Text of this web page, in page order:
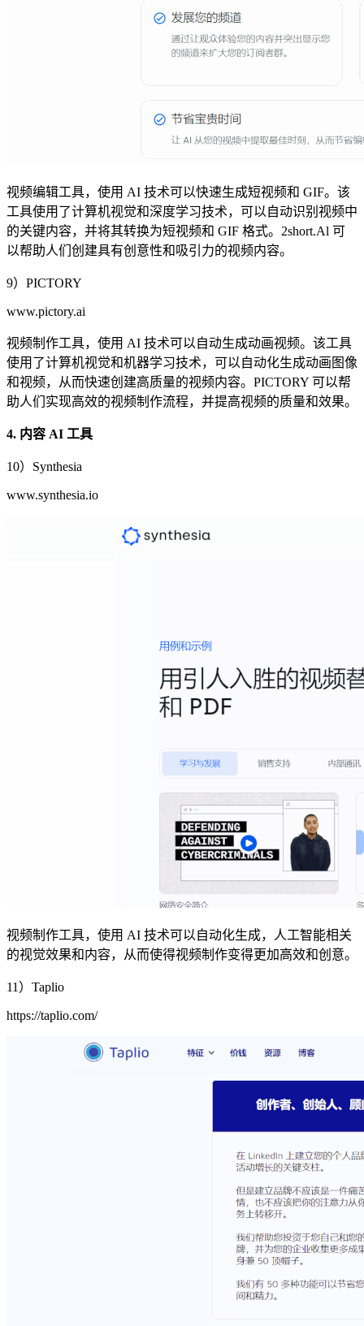
视频编辑工具，使用 AI 技术可以快速生成短视频和 GIF。该
工具使用了计算机视觉和深度学习技术，可以自动识别视频中
的关键内容，并将其转换为短视频和 GIF 格式。2short.Al 可
以帮助人们创建具有创意性和吸引力的视频内容。
9）PICTORY
www.pictory.ai
视频制作工具，使用 AI 技术可以自动生成动画视频。该工具
使用了计算机视觉和机器学习技术，可以自动化生成动画图像
和视频，从而快速创建高质量的视频内容。PICTORY 可以帮
助人们实现高效的视频制作流程，并提高视频的质量和效果。
4. 内容 AI 工具
10）Synthesia
www.synthesia.io
视频制作工具，使用 AI 技术可以自动化生成，人工智能相关
的视觉效果和内容，从而使得视频制作变得更加高效和创意。
11）Taplio
https://taplio.com/